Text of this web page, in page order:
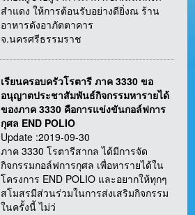
สำแดง ให้การต้อนรับอย่างดียิ่งณ ร้าน
อาหารดังอาภัตตาคาร
จ.นครศรีธรรมราช
เรียนครอบครัวโรตารี ภาค 3330 ขอ
อนุญาตประชาสัมพันธ์กิจกรรมหารายได้
ของภาค 3330 คือการแข่งขันกอล์ฟการ
กุศล END POLIO
Update :2019-09-30
ภาค 3330 โรตารีสากล ได้มีการจัด
กิจกรรมกอล์ฟการกุศล เพื่อหารายได้ใน
โครงการ END POLIO และอยากให้ทุกๆ
สโมสรมีส่วนร่วมในการส่งเสริมกิจกรรม
ในครั้งนี้ ไม่ว่